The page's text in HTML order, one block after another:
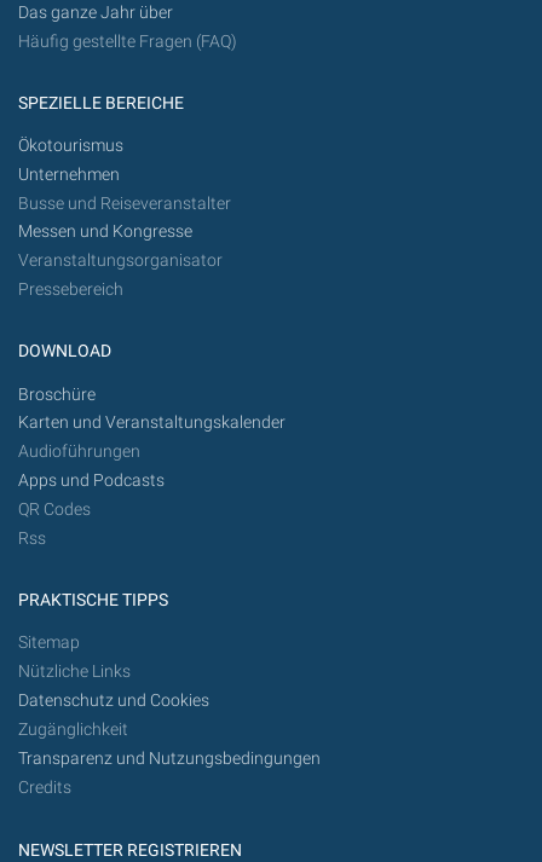
Das ganze Jahr über
Häufig gestellte Fragen (FAQ)
SPEZIELLE BEREICHE
Ökotourismus
Unternehmen
Busse und Reiseveranstalter
Messen und Kongresse
Veranstaltungsorganisator
Pressebereich
DOWNLOAD
Broschüre
Karten und Veranstaltungskalender
Audioführungen
Apps und Podcasts
QR Codes
Rss
PRAKTISCHE TIPPS
Sitemap
Nützliche Links
Datenschutz und Cookies
Zugänglichkeit
Transparenz und Nutzungsbedingungen
Credits
NEWSLETTER REGISTRIEREN